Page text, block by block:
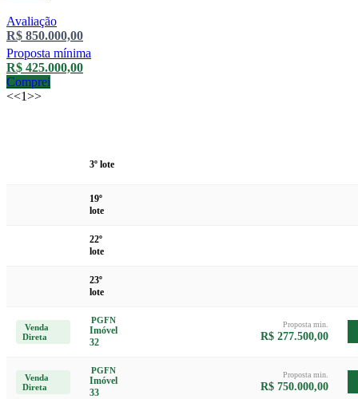
Avaliação
R$ 850.000,00
Proposta mínima
R$ 425.000,00
Comprei
<<1>>
3º lote
19º
lote
22º
lote
23º
lote
Venda
Direta
PGFN
Imóvel
32
Proposta min.
R$ 277.500,00
Venda
Direta
PGFN
Imóvel
33
Proposta min.
R$ 750.000,00